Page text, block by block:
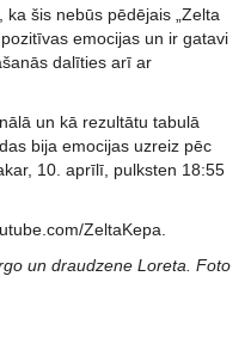
šis nebūs pēdējais „Zelta
emocijas un ir gatavi
dalīties arī ar
un kā rezultātu tabulā
bija emocijas uzreiz pēc
10. aprīlī, pulksten 18:55
ZeltaKepa.
un draudzene Loreta. Foto